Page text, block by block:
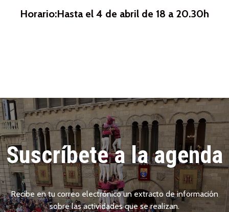
Horario:Hasta el 4 de abril de 18 a 20.30h
Suscríbete a la agenda
Recibe en tu correo electrónico un extracto de información
sobre las actividades que se realizan.